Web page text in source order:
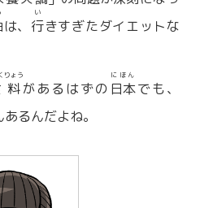
は、 行
い
きすぎたダイエットな
料
りょう
があるはずの 日本
にほん
でも、
るんだよね。